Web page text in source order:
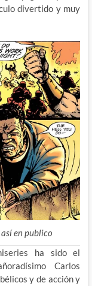
divertido y muy
así en publico
ha sido el
Carlos
y de acción y